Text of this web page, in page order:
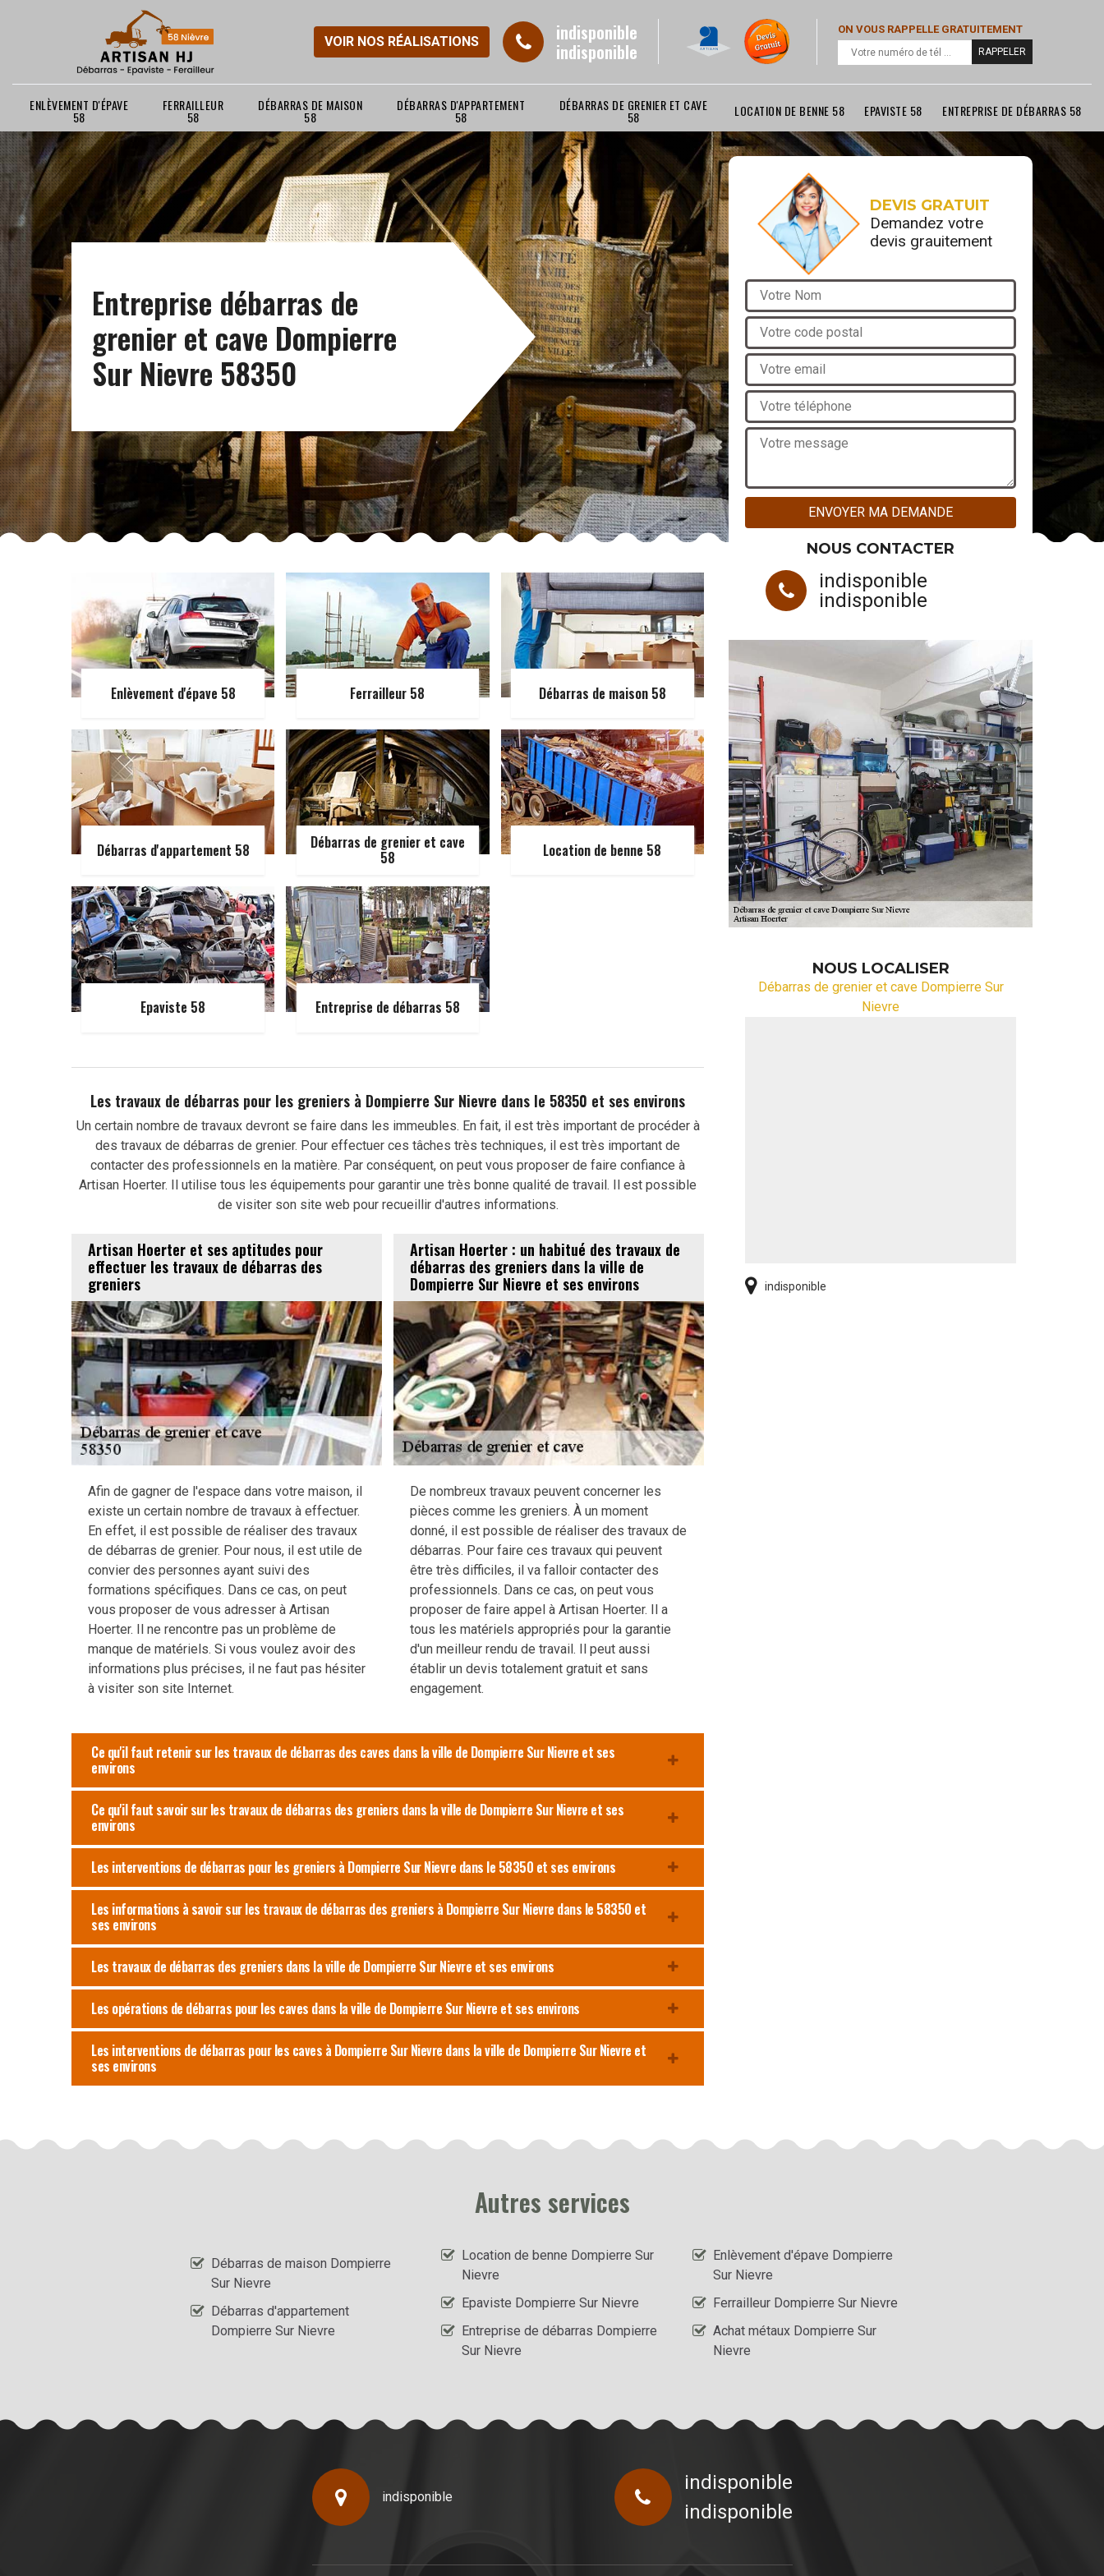
VOIR NOS RÉALISATIONS
indisponible
indisponible
ON VOUS RAPPELLE GRATUITEMENT
ENLÈVEMENT D'ÉPAVE
58
FERRAILLEUR
58
DÉBARRAS DE MAISON
58
DÉBARRAS D'APPARTEMENT
58
DÉBARRAS DE GRENIER ET CAVE
58 LOCATION DE BENNE 58 EPAVISTE 58 ENTREPRISE DE DÉBARRAS 58
Entreprise débarras de
grenier et cave Dompierre
Sur Nievre 58350
Enlèvement d'épave 58 Ferrailleur 58 Débarras de maison 58
Débarras d'appartement 58 Débarras de grenier et cave
58 Location de benne 58
Epaviste 58 Entreprise de débarras 58
Les travaux de débarras pour les greniers à Dompierre Sur Nievre dans le 58350 et ses environs
Un certain nombre de travaux devront se faire dans les immeubles. En fait, il est très important de procéder à
des travaux de débarras de grenier. Pour effectuer ces tâches très techniques, il est très important de
contacter des professionnels en la matière. Par conséquent, on peut vous proposer de faire confiance à
Artisan Hoerter. Il utilise tous les équipements pour garantir une très bonne qualité de travail. Il est possible
de visiter son site web pour recueillir d'autres informations.
Artisan Hoerter et ses aptitudes pour
effectuer les travaux de débarras des
greniers
Afin de gagner de l'espace dans votre maison, il
existe un certain nombre de travaux à effectuer.
En effet, il est possible de réaliser des travaux
de débarras de grenier. Pour nous, il est utile de
convier des personnes ayant suivi des
formations spécifiques. Dans ce cas, on peut
vous proposer de vous adresser à Artisan
Hoerter. Il ne rencontre pas un problème de
manque de matériels. Si vous voulez avoir des
informations plus précises, il ne faut pas hésiter
à visiter son site Internet.
Artisan Hoerter : un habitué des travaux de
débarras des greniers dans la ville de
Dompierre Sur Nievre et ses environs
De nombreux travaux peuvent concerner les
pièces comme les greniers. À un moment
donné, il est possible de réaliser des travaux de
débarras. Pour faire ces travaux qui peuvent
être très difficiles, il va falloir contacter des
professionnels. Dans ce cas, on peut vous
proposer de faire appel à Artisan Hoerter. Il a
tous les matériels appropriés pour la garantie
d'un meilleur rendu de travail. Il peut aussi
établir un devis totalement gratuit et sans
engagement.
Ce qu'il faut retenir sur les travaux de débarras des caves dans la ville de Dompierre Sur Nievre et ses
environs
Ce qu'il faut savoir sur les travaux de débarras des greniers dans la ville de Dompierre Sur Nievre et ses
environs
Les interventions de débarras pour les greniers à Dompierre Sur Nievre dans le 58350 et ses environs
Les informations à savoir sur les travaux de débarras des greniers à Dompierre Sur Nievre dans le 58350 et
ses environs
Les travaux de débarras des greniers dans la ville de Dompierre Sur Nievre et ses environs
Les opérations de débarras pour les caves dans la ville de Dompierre Sur Nievre et ses environs
Les interventions de débarras pour les caves à Dompierre Sur Nievre dans la ville de Dompierre Sur Nievre et
ses environs
DEVIS GRATUIT
Demandez votre
devis grauitement
NOUS CONTACTER
indisponible
indisponible
NOUS LOCALISER
Débarras de grenier et cave Dompierre Sur
Nievre
indisponible
Autres services
Débarras de maison Dompierre
Sur Nievre
Débarras d'appartement
Dompierre Sur Nievre
Location de benne Dompierre Sur
Nievre
Epaviste Dompierre Sur Nievre
Entreprise de débarras Dompierre
Sur Nievre
Enlèvement d'épave Dompierre
Sur Nievre
Ferrailleur Dompierre Sur Nievre
Achat métaux Dompierre Sur
Nievre
indisponible
indisponible
indisponible